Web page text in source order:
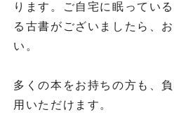
ります。ご自宅に眠ってい
る古書がございましたら、
い。
多くの本をお持ちの方も、
用いただけます。